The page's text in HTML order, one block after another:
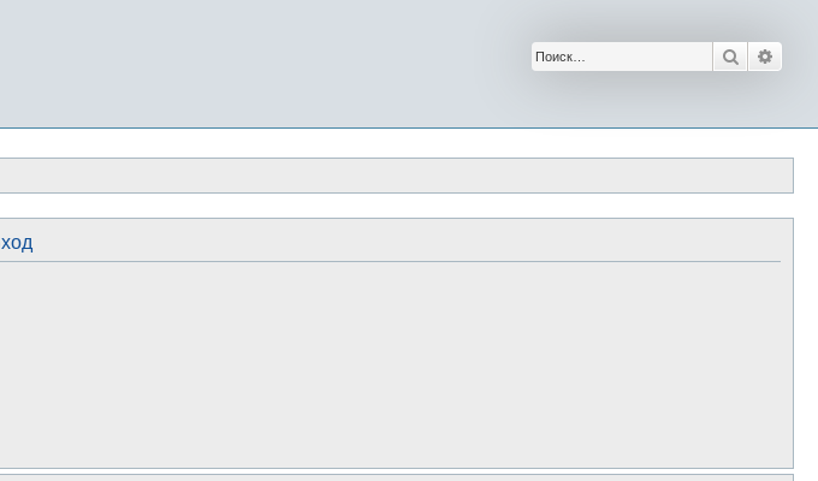
Поиск